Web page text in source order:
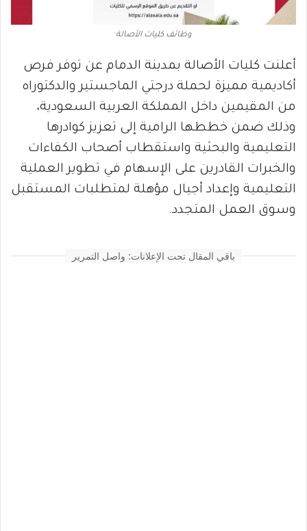
وظائف كليات الأصالة
أعلنت كليات الأصالة بمدينة الدمام عن توفر فرص
أكاديمية مميزة لحملة درجتي الماجستير والدكتوراه
من المقيمين داخل المملكة العربية السعودية،
وذلك ضمن خططها الرامية إلى تعزيز كوادرها
التعليمية والبحثية واستقطاب أصحاب الكفاءات
والخبرات القادرين على الإسهام في تطوير العملية
التعليمية وإعداد أجيال مؤهلة لمتطلبات المستقبل
وسوق العمل المتجدد.
باقي المقال تحت الإعلانات: واصل التمرير